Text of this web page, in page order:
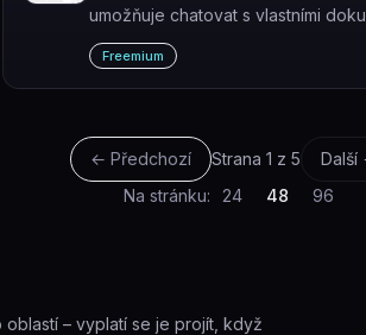
umožňuje chatovat s vlastními
webovými zdroji přirozeným
získávat z nich odpovědi, shrnutí a
Freemium
← Předchozí Strana 1 z 5
Další
Na stránku:
24 48 96
– vyplatí se je projít, když